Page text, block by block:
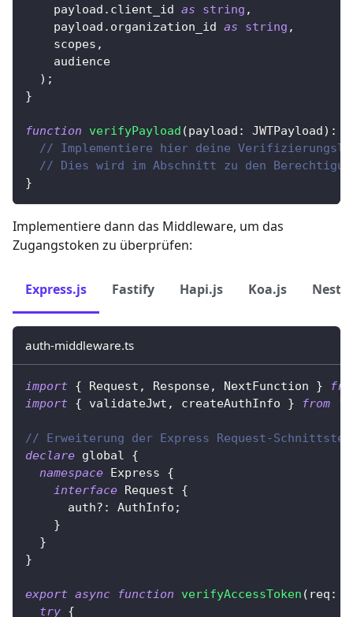
    payload
. client_id as string ,
    payload
. organization_id as string ,
    scopes
,
    audience
) ;
}
function verifyPayload (payload : JWTPayload) :
// Implementiere hier deine
// Dies wird im Abschnitt zu den
}
Implementiere dann das Middleware, um das
Zugangstoken zu überprüfen:
Express.js Fastify Hapi.js Koa.js NestJS
auth-middleware.ts
import { Request , Response, NextFunction }
import { validateJwt , createAuthInfo } from
// Erweiterung der Express Request-
declare global {
namespace Express {
interface Request
{
      auth
? : AuthInfo ;
}
}
}
export async function verifyAccessToken ( req :
try {